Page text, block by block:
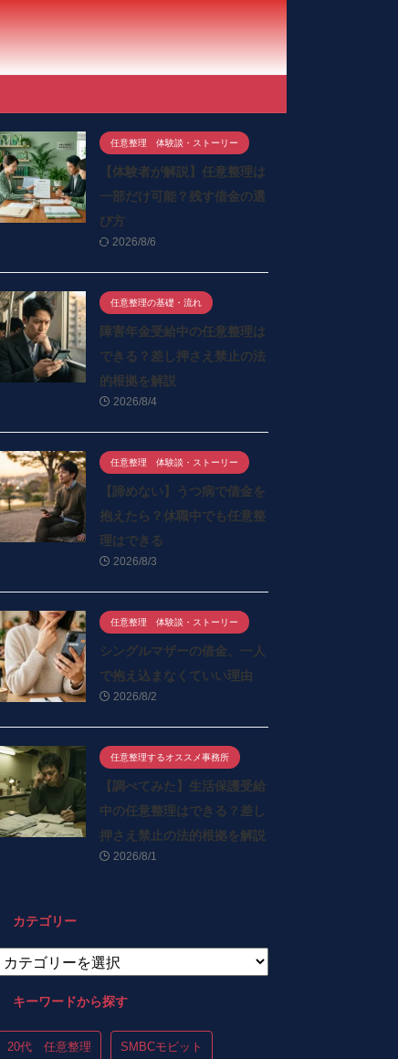
任意整理 体験談・ストーリー
【体験者が解説】任意整理は
一部だけ可能？残す借金の選
び方
2026/8/6
任意整理の基礎・流れ
障害年金受給中の任意整理は
できる？差し押さえ禁止の法
的根拠を解説
2026/8/4
任意整理 体験談・ストーリー
【諦めない】うつ病で借金を
抱えたら？休職中でも任意整
理はできる
2026/8/3
任意整理 体験談・ストーリー
シングルマザーの借金、一人
で抱え込まなくていい理由
2026/8/2
任意整理するオススメ事務所
【調べてみた】生活保護受給
中の任意整理はできる？差し
押さえ禁止の法的根拠を解説
2026/8/1
カテゴリー
キーワードから探す
20代 任意整理 SMBCモビット